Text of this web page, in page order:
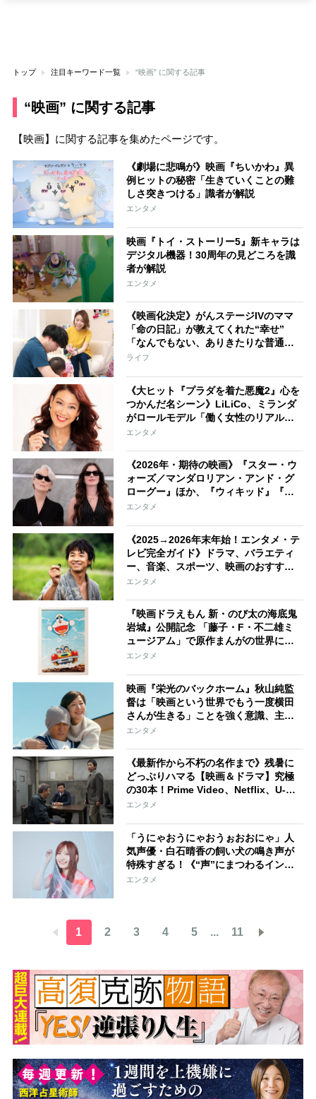
トップ 注目キーワード一覧 “映画” に関する記事
“映画” に関する記事
【映画】に関する記事を集めたページです。
《劇場に悲鳴が》映画『ちいかわ』異
例ヒットの秘密「生きていくことの難
しさ突きつける」識者が解説
エンタメ
映画『トイ・ストーリー5』新キャラは
デジタル機器！30周年の見どころを識
者が解説
エンタメ
《映画化決定》がんステージIVのママ
「命の日記」が教えてくれた“幸せ”
「なんでもない、ありきたりな普通の
日々こそ、かけがえのない時間」
ライフ
《大ヒット『プラダを着た悪魔2』心を
つかんだ名シーン》LiLiCo、ミランダ
がロールモデル「働く女性のリアルな
覚悟が行間に描かれている」
エンタメ
《2026年・期待の映画》『スター・ウ
ォーズ／マンダロリアン・アンド・グ
ローグー』ほか、『ウィキッド』『プ
ラダを着た悪魔』などヒット作の続編
エンタメ
《2025→2026年末年始！エンタメ・テ
レビ完全ガイド》ドラマ、バラエティ
ー、音楽、スポーツ、映画のおすすめ
番組を一挙紹介
エンタメ
『映画ドラえもん 新・のび太の海底鬼
岩城』公開記念 「藤子・F・不二雄ミ
ュージアム」で原作まんがの世界に触
れられる原画展が開催！オリジナルグ
エンタメ
映画『栄光のバックホーム』秋山純監
督は「映画という世界でもう一度横田
さんが生きる」ことを強く意識、主
演・松谷鷹也は「横田さんの生身の人
エンタメ
《最新作から不朽の名作まで》残暑に
どっぷりハマる【映画＆ドラマ】究極
の30本！Prime Video、Netflix、U-
NEXTら動画配信サービスごとに紹介
エンタメ
「うにゃおうにゃおうぉおおにゃ」人
気声優・白石晴香の飼い犬の鳴き声が
特殊すぎる！《“声”にまつわるインタ
ビュー》
エンタメ
1 2 3 4 5 ... 11